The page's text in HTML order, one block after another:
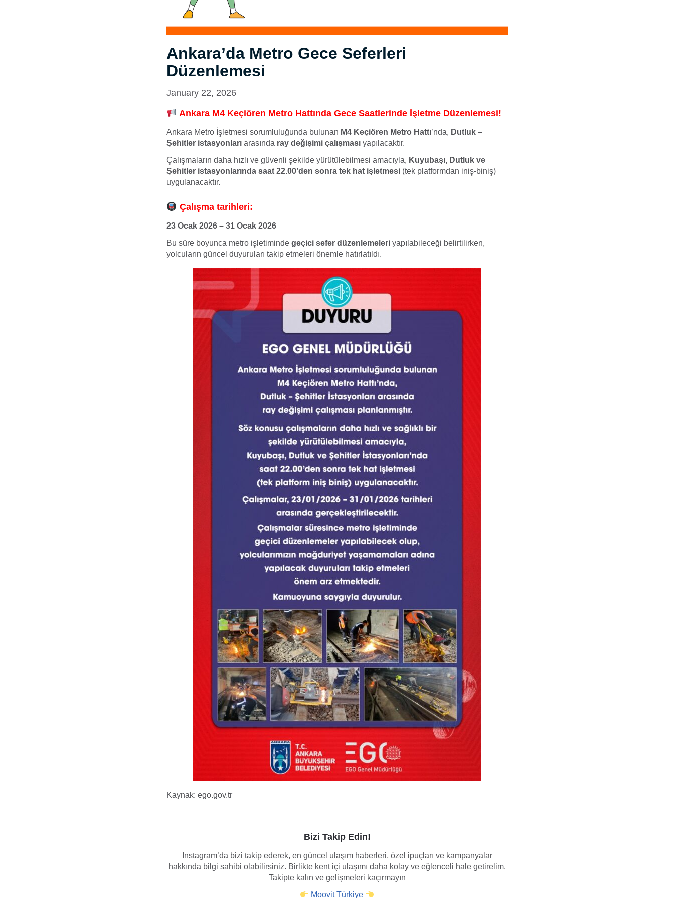
Ankara’da Metro Gece Seferleri
Düzenlemesi
January 22, 2026
Ankara M4 Keçiören Metro Hattında Gece Saatlerinde İşletme Düzenlemesi!
Ankara Metro İşletmesi sorumluluğunda bulunan M4 Keçiören Metro Hattı’nda, Dutluk –
Şehitler istasyonları arasında ray değişimi çalışması yapılacaktır.
Çalışmaların daha hızlı ve güvenli şekilde yürütülebilmesi amacıyla, Kuyubaşı, Dutluk ve
Şehitler istasyonlarında saat 22.00’den sonra tek hat işletmesi (tek platformdan iniş-biniş)
uygulanacaktır.
Çalışma tarihleri:
23 Ocak 2026 – 31 Ocak 2026
Bu süre boyunca metro işletiminde geçici sefer düzenlemeleri yapılabileceği belirtilirken,
yolcuların güncel duyuruları takip etmeleri önemle hatırlatıldı.
Kaynak: ego.gov.tr
Bizi Takip Edin!
Instagram’da bizi takip ederek, en güncel ulaşım haberleri, özel ipuçları ve kampanyalar
hakkında bilgi sahibi olabilirsiniz. Birlikte kent içi ulaşımı daha kolay ve eğlenceli hale getirelim.
Takipte kalın ve gelişmeleri kaçırmayın
Moovit Türkiye